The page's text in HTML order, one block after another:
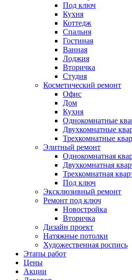
Под ключ
Кухня
Коттедж
Спальня
Гостиная
Ванная
Лоджия
Вторичка
Студия
Косметический ремонт
Офис
Дом
Кухня
Однокомнатные
Двухкомнатные
Трехкомнатные
Элитный ремонт
Однокомнатная
Двухкомнатная
Трехкомнатная
Под ключ
Эксклюзивный ремонт
Ремонт под ключ
Новостройка
Вторичка
Дизайн проект
Натяжные потолки
Художественная роспись
Этапы работ
Цены
Акции